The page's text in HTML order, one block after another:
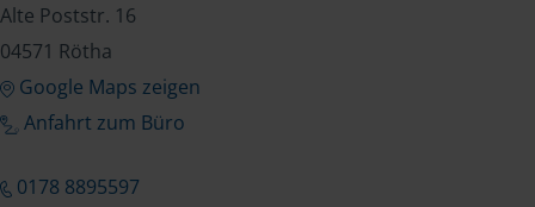
Alte Poststr. 16
04571 Rötha
Google Maps zeigen
Anfahrt zum Büro
0178 8895597